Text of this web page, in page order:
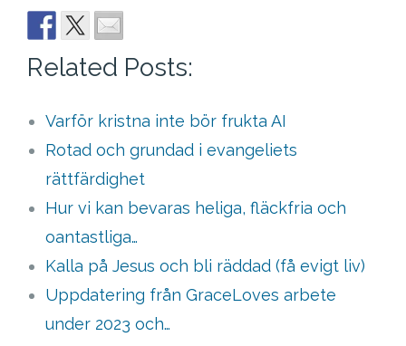
Related Posts:
Varför kristna inte bör frukta AI
Rotad och grundad i evangeliets
rättfärdighet
Hur vi kan bevaras heliga, fläckfria och
oantastliga…
Kalla på Jesus och bli räddad (få evigt liv)
Uppdatering från GraceLoves arbete
under 2023 och…